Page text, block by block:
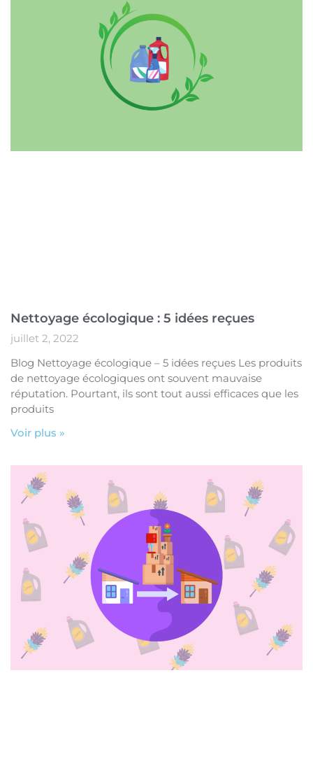
Nettoyage écologique : 5 idées reçues
juillet 2, 2022
Blog Nettoyage écologique – 5 idées reçues Les produits
de nettoyage écologiques ont souvent mauvaise
réputation. Pourtant, ils sont tout aussi efficaces que les
produits
Voir plus »